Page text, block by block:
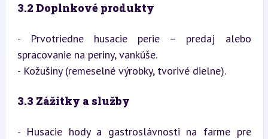
3.2 Doplnkové produkty
- Prvotriedne husacie perie – predaj alebo
spracovanie na periny, vankúše.
- Kožušiny (remeselné výrobky, tvorivé dielne).
3.3 Zážitky a služby
- Husacie hody a gastroslávnosti na farme pre